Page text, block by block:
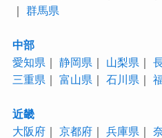
｜ 群馬県
中部
愛知県 ｜ 静岡県 ｜ 山梨県 ｜
三重県 ｜ 富山県 ｜ 石川県 ｜
近畿
大阪府｜ 京都府｜ 兵庫県 ｜